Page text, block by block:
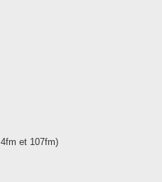
et 107fm)